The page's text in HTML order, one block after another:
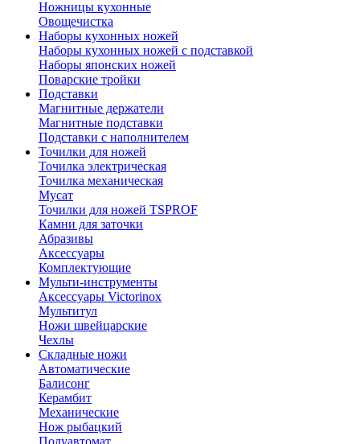
Ножницы кухонные
Овощечистка
Наборы кухонных ножей
Наборы кухонных ножей с подставкой
Наборы японских ножей
Поварские тройки
Подставки
Магнитные держатели
Магнитные подставки
Подставки с наполнителем
Точилки для ножей
Точилка электрическая
Точилка механическая
Мусат
Точилки для ножей TSPROF
Камни для заточки
Абразивы
Аксессуары
Комплектующие
Мульти-инструменты
Аксессуары Victorinox
Мультитул
Ножи швейцарские
Чехлы
Складные ножи
Автоматические
Балисонг
Керамбит
Механические
Нож рыбацкий
Полуавтомат